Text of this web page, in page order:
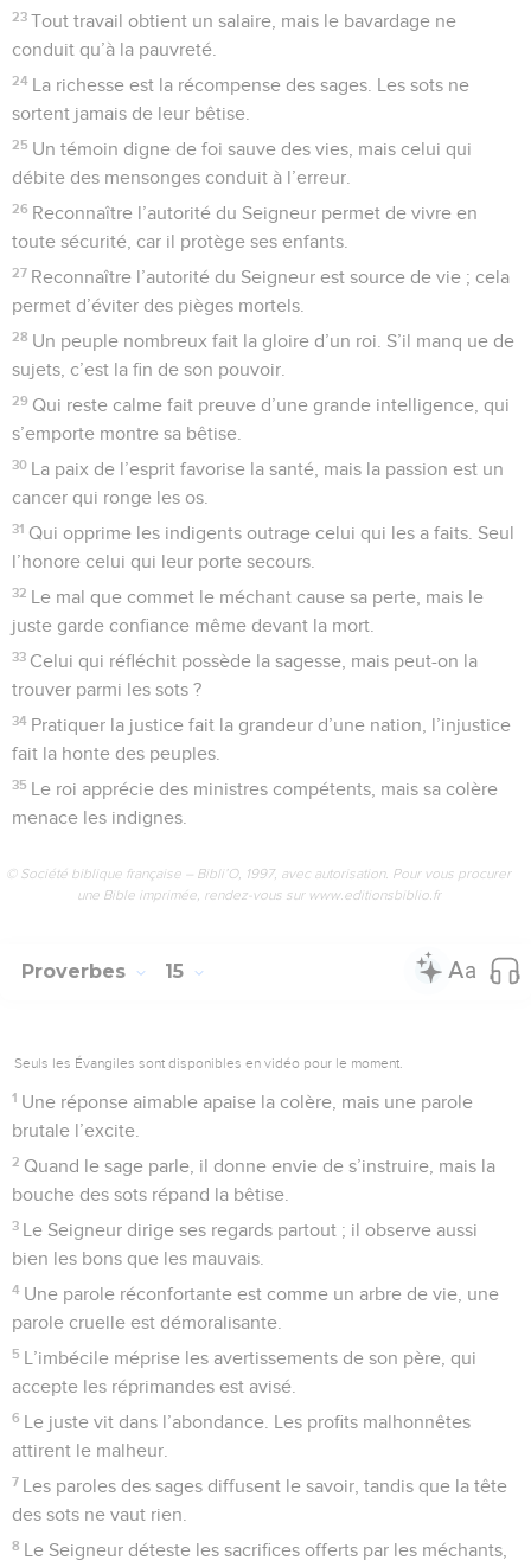
23 Tout travail obtient un salaire, mais le bavardage ne
conduit qu’à la pauvreté.
24 La richesse est la récompense des sages. Les sots ne
sortent jamais de leur bêtise.
25 Un témoin digne de foi sauve des vies, mais celui qui
débite des mensonges conduit à l’erreur.
26 Reconnaître l’autorité du Seigneur permet de vivre en
toute sécurité, car il protège ses enfants.
27 Reconnaître l’autorité du Seigneur est source de vie ; cela
permet d’éviter des pièges mortels.
28 Un peuple nombreux fait la gloire d’un roi. S’il manq ue de
sujets, c’est la fin de son pouvoir.
29 Qui reste calme fait preuve d’une grande intelligence, qui
s’emporte montre sa bêtise.
30 La paix de l’esprit favorise la santé, mais la passion est un
cancer qui ronge les os.
31 Qui opprime les indigents outrage celui qui les a faits. Seul
l’honore celui qui leur porte secours.
32 Le mal que commet le méchant cause sa perte, mais le
juste garde confiance même devant la mort.
33 Celui qui réfléchit possède la sagesse, mais peut-on la
trouver parmi les sots ?
34 Pratiquer la justice fait la grandeur d’une nation, l’injustice
fait la honte des peuples.
35 Le roi apprécie des ministres compétents, mais sa colère
menace les indignes.
© Société biblique française – Bibli’O, 1997, avec autorisation. Pour vous procurer
une Bible imprimée, rendez-vous sur www.editionsbiblio.fr
Proverbes 15
Seuls les Évangiles sont disponibles en vidéo pour le moment.
1 Une réponse aimable apaise la colère, mais une parole
brutale l’excite.
2 Quand le sage parle, il donne envie de s’instruire, mais la
bouche des sots répand la bêtise.
3 Le Seigneur dirige ses regards partout ; il observe aussi
bien les bons que les mauvais.
4 Une parole réconfortante est comme un arbre de vie, une
parole cruelle est démoralisante.
5 L’imbécile méprise les avertissements de son père, qui
accepte les réprimandes est avisé.
6 Le juste vit dans l’abondance. Les profits malhonnêtes
attirent le malheur.
7 Les paroles des sages diffusent le savoir, tandis que la tête
des sots ne vaut rien.
8 Le Seigneur déteste les sacrifices offerts par les méchants,